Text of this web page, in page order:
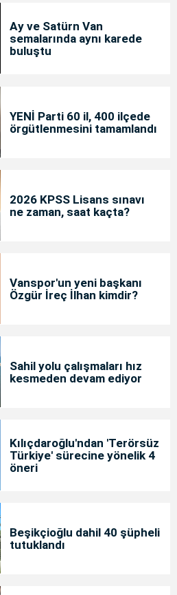
Ay ve Satürn Van
semalarında aynı karede
buluştu
YENİ Parti 60 il, 400 ilçede
örgütlenmesini tamamlandı
2026 KPSS Lisans sınavı
ne zaman, saat kaçta?
Vanspor'un yeni başkanı
Özgür İreç İlhan kimdir?
Sahil yolu çalışmaları hız
kesmeden devam ediyor
Kılıçdaroğlu'ndan 'Terörsüz
Türkiye' sürecine yönelik 4
öneri
Beşikçioğlu dahil 40 şüpheli
tutuklandı